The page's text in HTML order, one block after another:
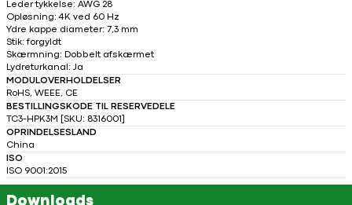
Leder tykkelse: AWG 28
Opløsning: 4K ved 60 Hz
Ydre kappe diameter: 7,3 mm
Stik: forgyldt
Skærmning: Dobbelt afskærmet
Lydreturkanal: Ja
MODULOVERHOLDELSER
RoHS, WEEE, CE
BESTILLINGSKODE TIL RESERVEDELE
TC3-HPK3M [SKU: 8316001]
OPRINDELSESLAND
China
ISO
ISO 9001:2015
Downloads